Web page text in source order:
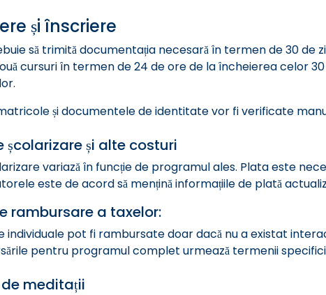
și înscriere
să trimită documentația necesară în termen de 30
cursuri în termen de 24 de ore de la încheierea celor
și documentele de identitate vor fi verificate
școlarizare și alte costuri
variază în funcție de programul ales. Plata este
este de acord să mențină informațiile de plată
rambursare a taxelor:
individuale pot fi rambursate doar dacă nu a existat
pentru programul complet urmează termenii
de meditații